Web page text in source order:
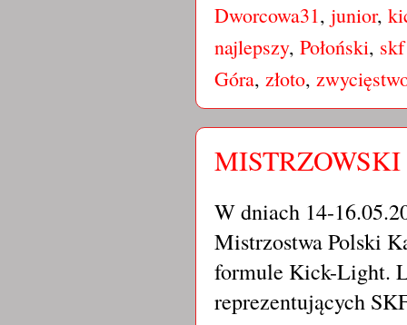
Dworcowa31, junior,
najlepszy, Połoński,
Góra, złoto,
MISTRZOWSKI
W dniach 14-
Mistrzostwa Polski
formule Kick-Light.
reprezentujących